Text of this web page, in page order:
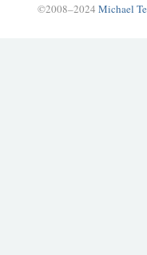
©2008–2024 Michael